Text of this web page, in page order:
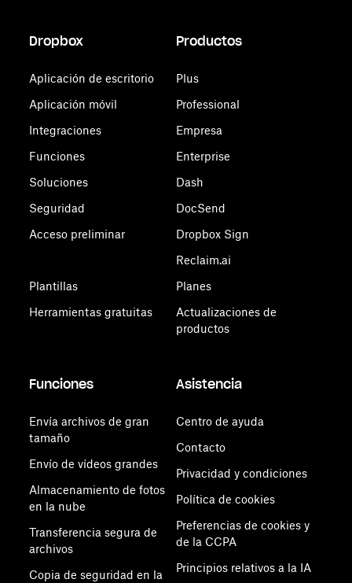
Dropbox
Aplicación de escritorio
Aplicación móvil
Integraciones
Funciones
Soluciones
Seguridad
Acceso preliminar
Plantillas
Herramientas gratuitas
Productos
Plus
Professional
Empresa
Enterprise
Dash
DocSend
Dropbox Sign
Reclaim.ai
Planes
Actualizaciones de
productos
Funciones
Envía archivos de gran
tamaño
Envío de vídeos grandes
Almacenamiento de fotos
en la nube
Transferencia segura de
archivos
Copia de seguridad en la
Asistencia
Centro de ayuda
Contacto
Privacidad y condiciones
Política de cookies
Preferencias de cookies y
de la CCPA
Principios relativos a la IA